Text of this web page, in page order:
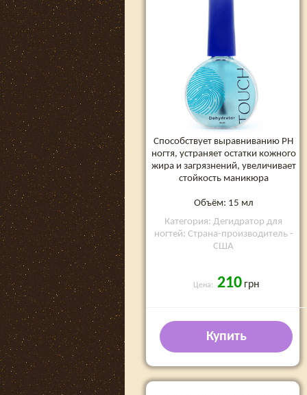
Способствует выравниванию РН
ногтя, устраняет остатки кожного
жира и загрязнений, увеличивает
стойкость маникюра
Объём: 15 мл
Категория: Дегидратор для
ногтей: Страна-производитель -
США
Цена: 210 грн
Купить